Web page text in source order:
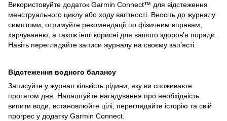
Використовуйте додаток Garmin Connect™ для відстеження
менструального циклу або ходу вагітності. Вносіть до журналу
симптоми, отримуйте рекомендації по фізичним вправам,
харчуванню, а також інші корисні для вашого здоров’я поради.
Навіть переглядайте записи журналу на своєму зап’ясті.
Відстеження водного балансу
Записуйте у журнал кількість рідини, яку ви споживаєте
протягом дня. Налаштуйте нагадування про необхідність
випити води, встановлюйте цілі, переглядайте історію та свій
прогрес у додатку Garmin Сonnect.